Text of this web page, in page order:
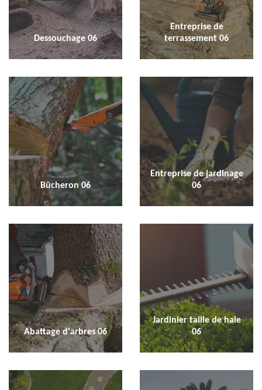
Dessouchage 06
Entreprise de
terrassement 06
Bûcheron 06
Entreprise de jardinage
06
Abattage d'arbres 06
Jardinier taille de haie
06